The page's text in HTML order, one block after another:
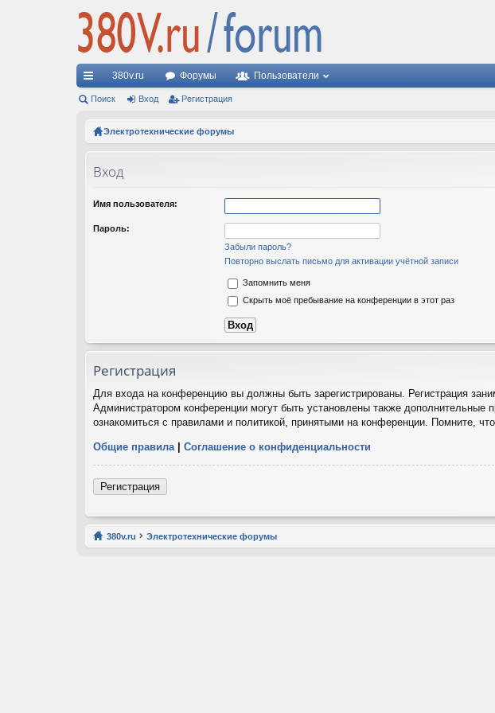
с
380v.ru Форумы Пользователи
Поиск Вход Регистрация
Электротехнические форумы
Вход
Имя пользователя:
Пароль:
Забыли пароль?
Повторно выслать письмо для активации учётной записи
Запомнить меня
Скрыть моё пребывание на конференции в этот раз
Регистрация
Для входа на конференцию вы должны быть зарегистрированы. Регистрация
Администратором конференции могут быть установлены также дополнительные
ознакомиться с правилами и политикой, принятыми на конференции. Помните,
Общие правила | Соглашение о конфиденциальности
Регистрация
380v.ru Электротехнические форумы